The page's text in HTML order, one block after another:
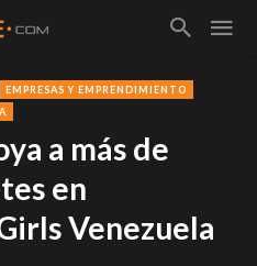
EMPRESAS Y EMPRENDIMIENTO
a más de
en
Venezuela